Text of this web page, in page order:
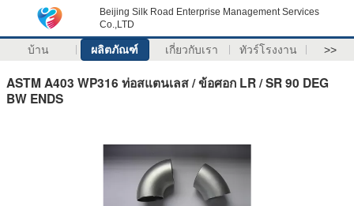
Beijing Silk Road Enterprise Management Services
Co.,LTD
บ้าน ผลิตภัณฑ์ เกี่ยวกับเรา ทัวร์โรงงาน >>
ASTM A403 WP316 ท่อสแตนเลส / ข้อศอก LR / SR 90 DEG
BW ENDS